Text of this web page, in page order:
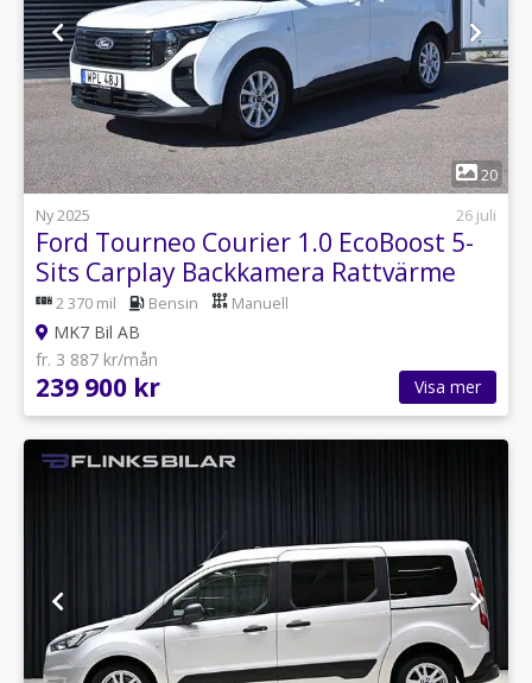
1
20
Ny 2025
26 juli
Ford Tourneo Courier 1.0 EcoBoost 5-
Sits Carplay Backkamera Rattvärme
Eu62 370 mil Bensin Manuell
MK7 Bil AB
fr. 3 887 kr/mån
239 900 kr Visa mer